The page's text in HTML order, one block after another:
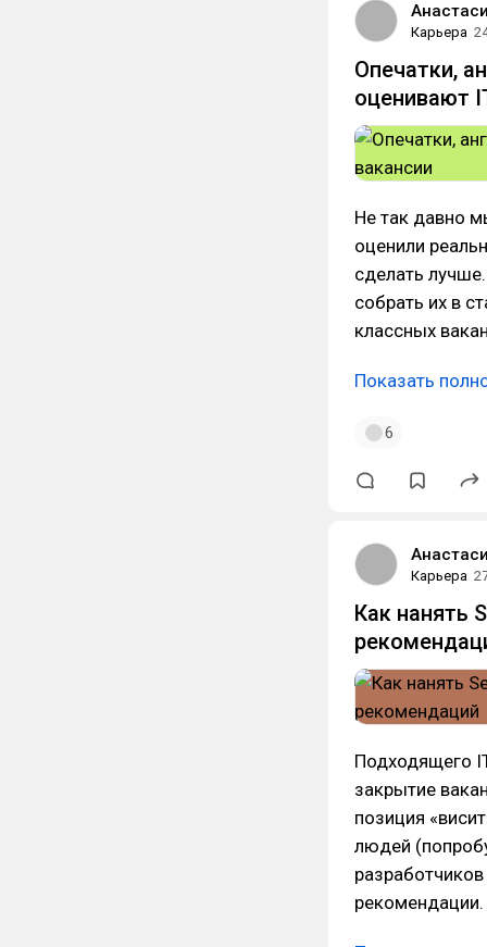
Карьера
Опечатки,
оценивают
Не так давно
оценили
сделать
собрать их в
классных
Показать
6
Карьера
Как нанять
Подходящего
закрытие
позиция
людей